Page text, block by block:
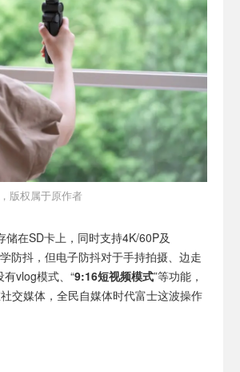
版权属于原作者
在SD卡上，同时支持4K/60P及
防抖，但电子防抖对于手持拍摄、边走
vlog模式、“9:16短视频模式”等功能，
交媒体，全民自媒体时代富士这波操作